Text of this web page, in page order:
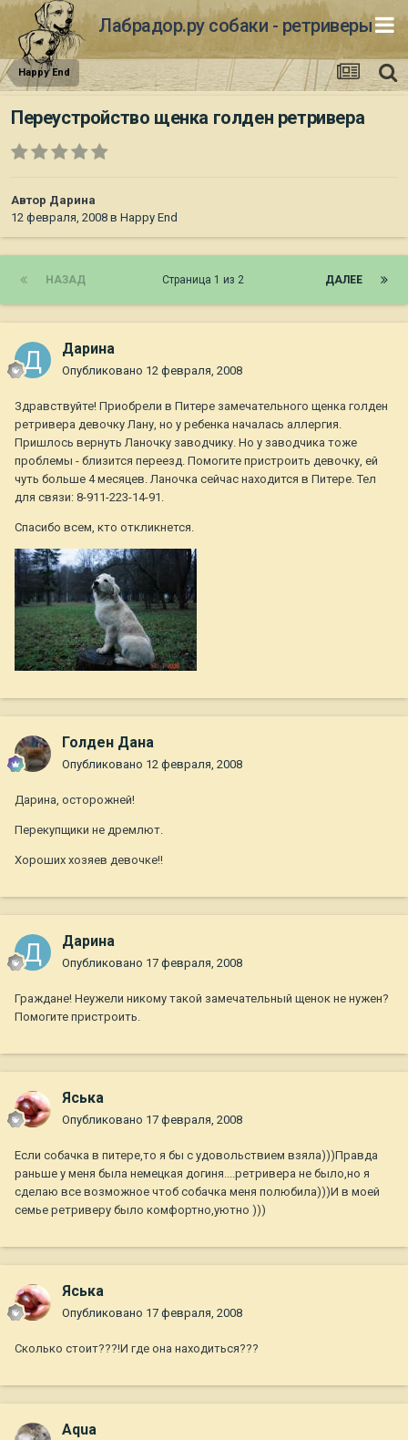
Лабрадор.ру собаки - ретриверы
Happy End
Переустройство щенка голден ретривера
Автор Дарина
12 февраля, 2008 в Happy End
НАЗАД ДАЛЕЕ
Страница 1 из 2
Дарина
Опубликовано 12 февраля, 2008
Здравствуйте! Приобрели в Питере замечательного щенка голден
ретривера девочку Лану, но у ребенка началась аллергия.
Пришлось вернуть Ланочку заводчику. Но у заводчика тоже
проблемы - близится переезд. Помогите пристроить девочку, ей
чуть больше 4 месяцев. Ланочка сейчас находится в Питере. Тел
для связи: 8-911-223-14-91.
Спасибо всем, кто откликнется.
Голден Дана
Опубликовано 12 февраля, 2008
Дарина, осторожней!
Перекупщики не дремлют.
Хороших хозяев девочке!!
Дарина
Опубликовано 17 февраля, 2008
Граждане! Неужели никому такой замечательный щенок не нужен?
Помогите пристроить.
Яська
Опубликовано 17 февраля, 2008
Если собачка в питере,то я бы с удовольствием взяла)))Правда
раньше у меня была немецкая догиня....ретривера не было,но я
сделаю все возможное чтоб собачка меня полюбила)))И в моей
семье ретриверу было комфортно,уютно )))
Яська
Опубликовано 17 февраля, 2008
Сколько стоит???!И где она находиться???
Aqua